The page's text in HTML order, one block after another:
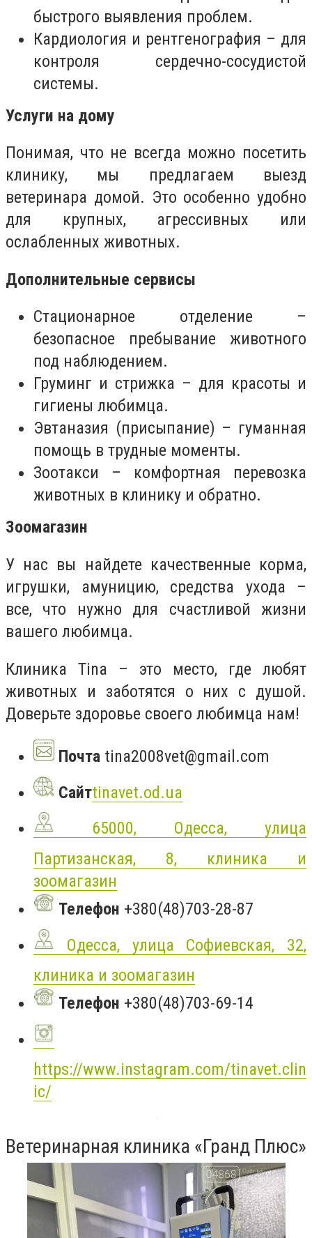
быстрого выявления проблем.
Кардиология и рентгенография – для
контроля сердечно-сосудистой
системы.
Услуги на дому
Понимая, что не всегда можно посетить
клинику, мы предлагаем выезд
ветеринара домой. Это особенно удобно
для крупных, агрессивных или
ослабленных животных.
Дополнительные сервисы
Стационарное отделение –
безопасное пребывание животного
под наблюдением.
Груминг и стрижка – для красоты и
гигиены любимца.
Эвтаназия (присыпание) – гуманная
помощь в трудные моменты.
Зоотакси – комфортная перевозка
животных в клинику и обратно.
Зоомагазин
У нас вы найдете качественные корма,
игрушки, амуницию, средства ухода –
все, что нужно для счастливой жизни
вашего любимца.
Клиника Tina – это место, где любят
животных и заботятся о них с душой.
Доверьте здоровье своего любимца нам!
Почта tina2008vet@gmail.com
Сайтtinavet.od.ua
65000, Одесса, улица
Партизанская, 8, клиника и
зоомагазин
Телефон +380(48)703-28-87
Одесса, улица Софиевская, 32,
клиника и зоомагазин
Телефон +380(48)703-69-14
https://www.instagram.com/tinavet.clin
ic/
Ветеринарная клиника «Гранд Плюс»